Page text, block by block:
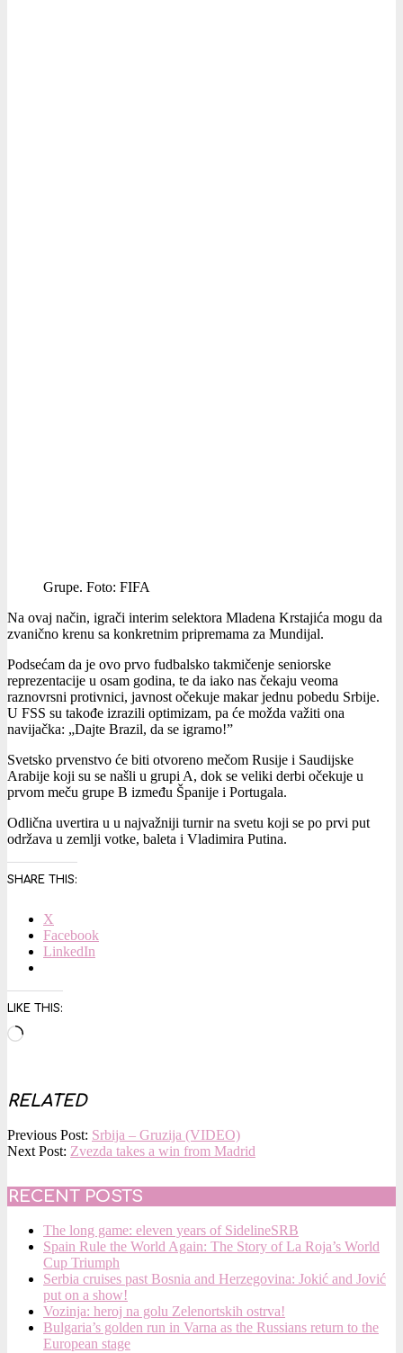
Grupe. Foto: FIFA
Na ovaj način, igrači interim selektora Mladena Krstajića mogu da
zvanično krenu sa konkretnim pripremama za Mundijal.
Podsećam da je ovo prvo fudbalsko takmičenje seniorske
reprezentacije u osam godina, te da iako nas čekaju veoma
raznovrsni protivnici, javnost očekuje makar jednu pobedu Srbije.
U FSS su takođe izrazili optimizam, pa će možda važiti ona
navijačka: „Dajte Brazil, da se igramo!”
Svetsko prvenstvo će biti otvoreno mečom Rusije i Saudijske
Arabije koji su se našli u grupi A, dok se veliki derbi očekuje u
prvom meču grupe B između Španije i Portugala.
Odlična uvertira u u najvažniji turnir na svetu koji se po prvi put
održava u zemlji votke, baleta i Vladimira Putina.
SHARE THIS:
X
Facebook
LinkedIn
LIKE THIS:
Loading…
RELATED
2017-
12-
Previous Post: Srbija – Gruzija (VIDEO)
Next Post: Zvezda takes a win from Madrid
RECENT POSTS
The long game: eleven years of SidelineSRB
Spain Rule the World Again: The Story of La Roja’s World
Cup Triumph
Serbia cruises past Bosnia and Herzegovina: Jokić and Jović
put on a show!
Vozinja: heroj na golu Zelenortskih ostrva!
Bulgaria’s golden run in Varna as the Russians return to the
European stage